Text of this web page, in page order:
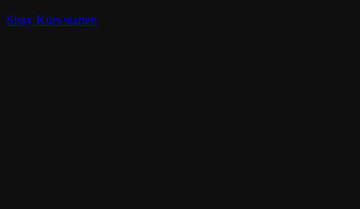
Sissy Kurs starten